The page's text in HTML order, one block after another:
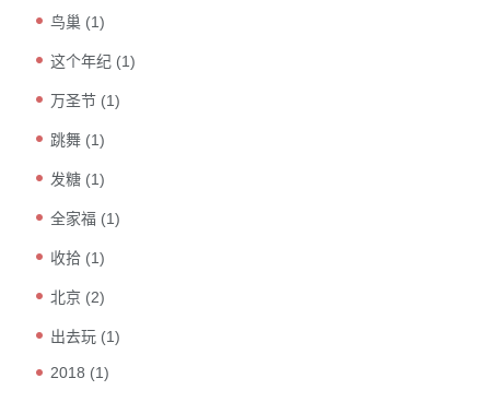
鸟巢 (1)
这个年纪 (1)
万圣节 (1)
跳舞 (1)
发糖 (1)
全家福 (1)
收拾 (1)
北京 (2)
出去玩 (1)
2018 (1)